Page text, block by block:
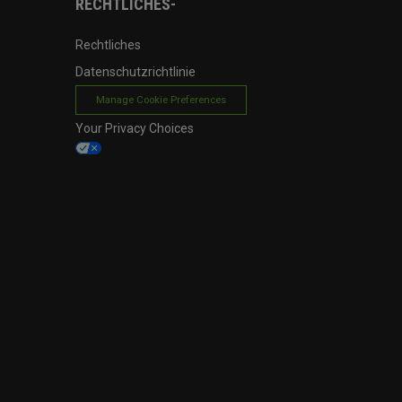
RECHTLICHES-
Rechtliches
Datenschutzrichtlinie
Manage Cookie Preferences
Your Privacy Choices